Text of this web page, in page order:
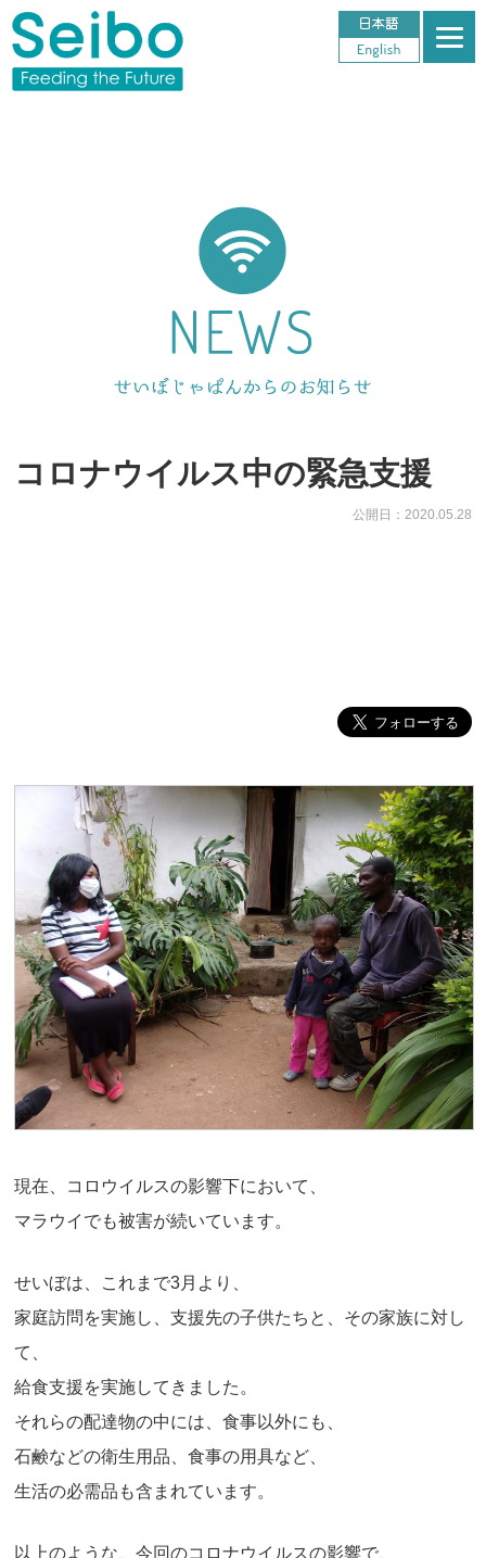
コロナウイルス中の緊急支援
公開日：2020.05.28
現在、コロウイルスの影響下において、
マラウイでも被害が続いています。
せいぼは、これまで3月より、
家庭訪問を実施し、支援先の子供たちと、その家族に対し
て、
給食支援を実施してきました。
それらの配達物の中には、食事以外にも、
石鹸などの衛生用品、食事の用具など、
生活の必需品も含まれています。
以上のような、今回のコロナウイルスの影響で、